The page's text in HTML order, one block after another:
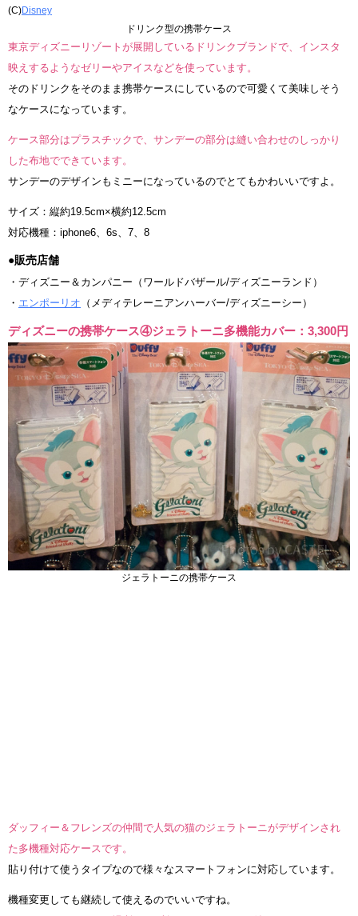
(C)Disney
ドリンク型の携帯ケース
東京ディズニーリゾートが展開しているドリンクブランドで、インスタ
映えするようなゼリーやアイスなどを使っています。
そのドリンクをそのまま携帯ケースにしているので可愛くて美味しそう
なケースになっています。
ケース部分はプラスチックで、サンデーの部分は縫い合わせのしっかり
した布地でできています。
サンデーのデザインもミニーになっているのでとてもかわいいですよ。
サイズ：縦約19.5cm×横約12.5cm
対応機種：iphone6、6s、7、8
●販売店舗
・ディズニー＆カンパニー（ワールドバザール/ディズニーランド）
・ エンポーリオ （メディテレーニアンハーバー/ディズニーシー）
ディズニーの携帯ケース④ジェラトーニ多機能カバー：3,300円
ジェラトーニの携帯ケース
ダッフィー＆フレンズの仲間で人気の猫のジェラトーニがデザインされ
た多機種対応ケースです。
貼り付けて使うタイプなので様々なスマートフォンに対応しています。
機種変更しても継続して使えるのでいいですね。